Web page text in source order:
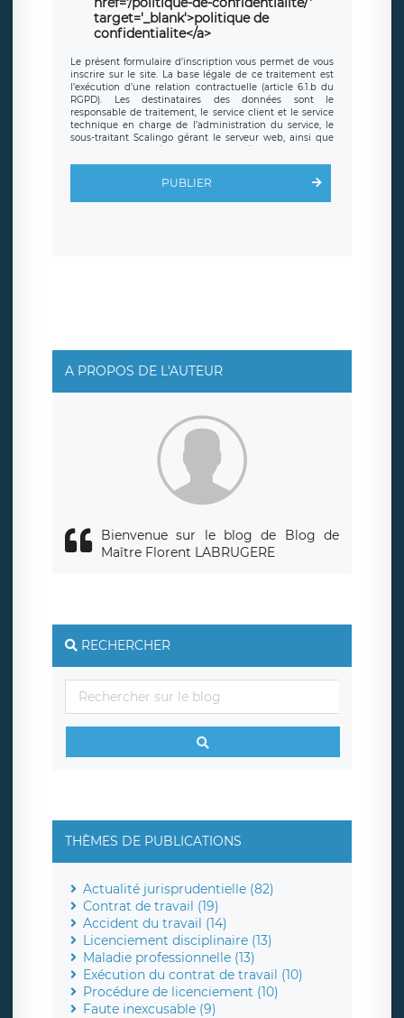
target='_blank'>politique de
confidentialite</a>
Le présent formulaire d’inscription vous permet de vous
inscrire sur le site. La base légale de ce traitement est
l’exécution d’une relation contractuelle (article 6.1.b du
RGPD). Les destinataires des données sont le
responsable de traitement, le service client et le service
technique en charge de l’administration du service, le
sous-traitant Scalingo gérant le serveur web, ainsi que
toute personne légalement autorisée. Le formulaire
d’inscription est hébergé sur un serveur hébergé par
clauses de
protection conformes au RGPD
. Les données collectées
sont conservées jusqu’à ce que l’Internaute en sollicite la
rue Léopold Sédar Senghor, joignable à l’adresse mail :
responsabledetraitement@legavox.fr. Vous avez
également le droit d’introduire une réclamation auprès
d’une autorité de contrôle.
PUBLIER
A PROPOS DE L'AUTEUR
Bienvenue sur le blog de Blog de
Maître Florent LABRUGERE
RECHERCHER
THÈMES DE PUBLICATIONS
Actualité jurisprudentielle (82)
Contrat de travail (19)
Accident du travail (14)
Licenciement disciplinaire (13)
Maladie professionnelle (13)
Exécution du contrat de travail (10)
Procédure de licenciement (10)
Faute inexcusable (9)